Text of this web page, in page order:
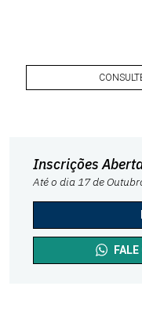
Inscrições
Até o dia 17 de